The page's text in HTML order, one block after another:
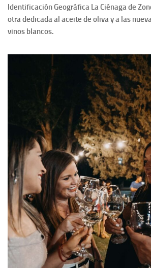
ldentificación Geográfica La Ciénaga de
otra dedicada al aceite de oliva y a las
vinos blancos.